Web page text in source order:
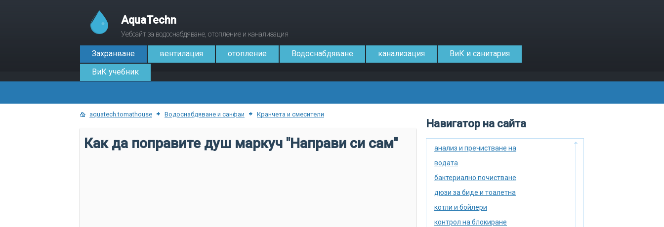
AquaTechn
Уебсайт за водоснабдяване, отопление и канализация
Захранване вентилация отопление Водоснабдяване канализация
ВиК и санитария
ВиК учебник
aquatech.tomathouse Водоснабдяване и санфаи Кранчета и смесители
Как да поправите душ маркуч "Направи си сам"
Навигатор на сайта
анализ и пречистване на
водата
бактериално почистване
дюзи за биде и тоалетна
котли и бойлери
контрол на блокиране